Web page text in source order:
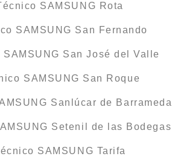
SAMSUNG Rota
SAMSUNG San Fernando
San José del Valle
SAMSUNG San Roque
Sanlúcar de Barrameda
Setenil de las Bodegas
SAMSUNG Tarifa